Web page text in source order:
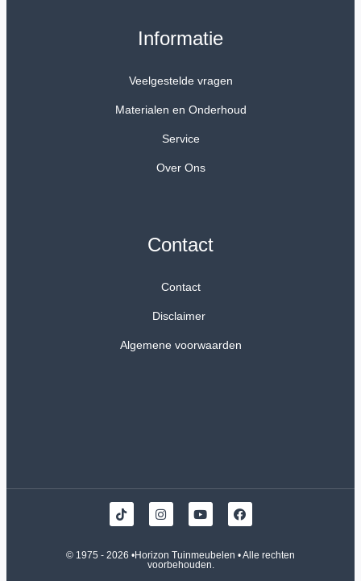
Informatie
Veelgestelde vragen
Materialen en Onderhoud
Service
Over Ons
Contact
Contact
Disclaimer
Algemene voorwaarden
© 1975 - 2026 •Horizon Tuinmeubelen • Alle rechten
voorbehouden.